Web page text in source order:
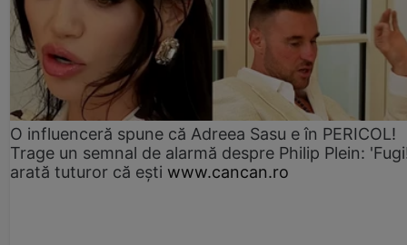
O influenceră spune că Adreea Sasu e în PERICOL!
Trage un semnal de alarmă despre Philip Plein:
arată tuturor că ești www.cancan.ro